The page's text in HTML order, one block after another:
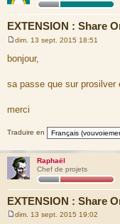
EXTENSION : Share
s
g
dim. 13 sept. 2015 18:51
bonjour,
sa passe que sur prosilver
merci
Traduire en
Raphaël
Chef de projets
EXTENSION : Share
dim. 13 sept. 2015 19:02